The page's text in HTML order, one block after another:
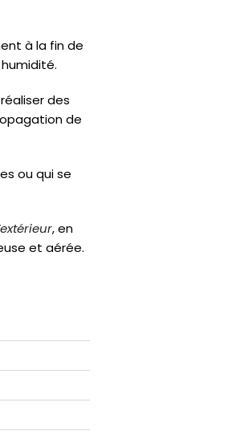
à la fin de
des
de
ou qui se
, en
et aérée.